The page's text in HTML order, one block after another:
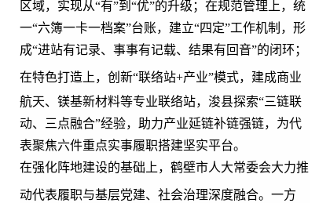
区域，实现从“有”到“优”的升级；在规范管理上，统
一“六簿一卡一档案”台账，建立“四定”工作机制，形
成“进站有记录、事事有记载、结果有回音”的闭环；
在特色打造上，创新“联络站+产业”模式，建成商业
航天、镁基新材料等专业联络站，浚县探索“三链联
动、三点融合”经验，助力产业延链补链强链，为代
表聚焦六件重点实事履职搭建坚实平台。
在强化阵地建设的基础上，鹤壁市人大常委会大力推
动代表履职与基层党建、社会治理深度融合。一方